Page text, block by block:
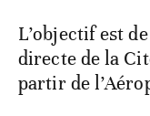
L’objectif est
directe de la
partir de